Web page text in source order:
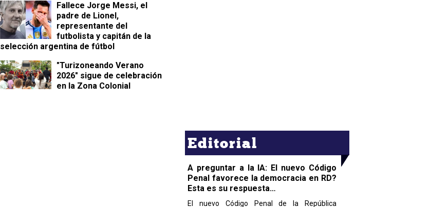
Fallece Jorge Messi, el
padre de Lionel,
representante del
futbolista y capitán de la
selección argentina de fútbol
"Turizoneando Verano
2026" sigue de celebración
en la Zona Colonial
Editorial
A preguntar a la IA: El nuevo Código
Penal favorece la democracia en RD?
Esta es su respuesta…
El nuevo Código Penal de la República